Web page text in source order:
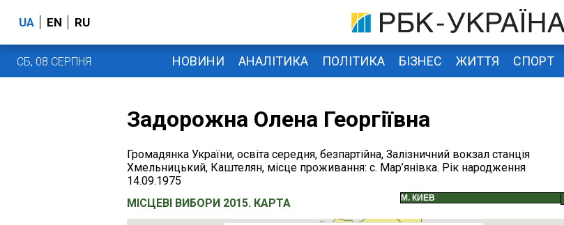
UA EN RU
СБ, 08 СЕРПНЯ НОВИНИ АНАЛІТИКА ПОЛІТИКА БІЗНЕС ЖИТТЯ СПОРТ
Задорожна Олена Георгіївна
Громадянка України, освіта середня, безпартійна, Залізничний вокзал станція
Хмельницький, Каштелян, місце проживання: с. Мар’янівка. Рік народження
14.09.1975
МІСЦЕВІ ВИБОРИ 2015. КАРТА